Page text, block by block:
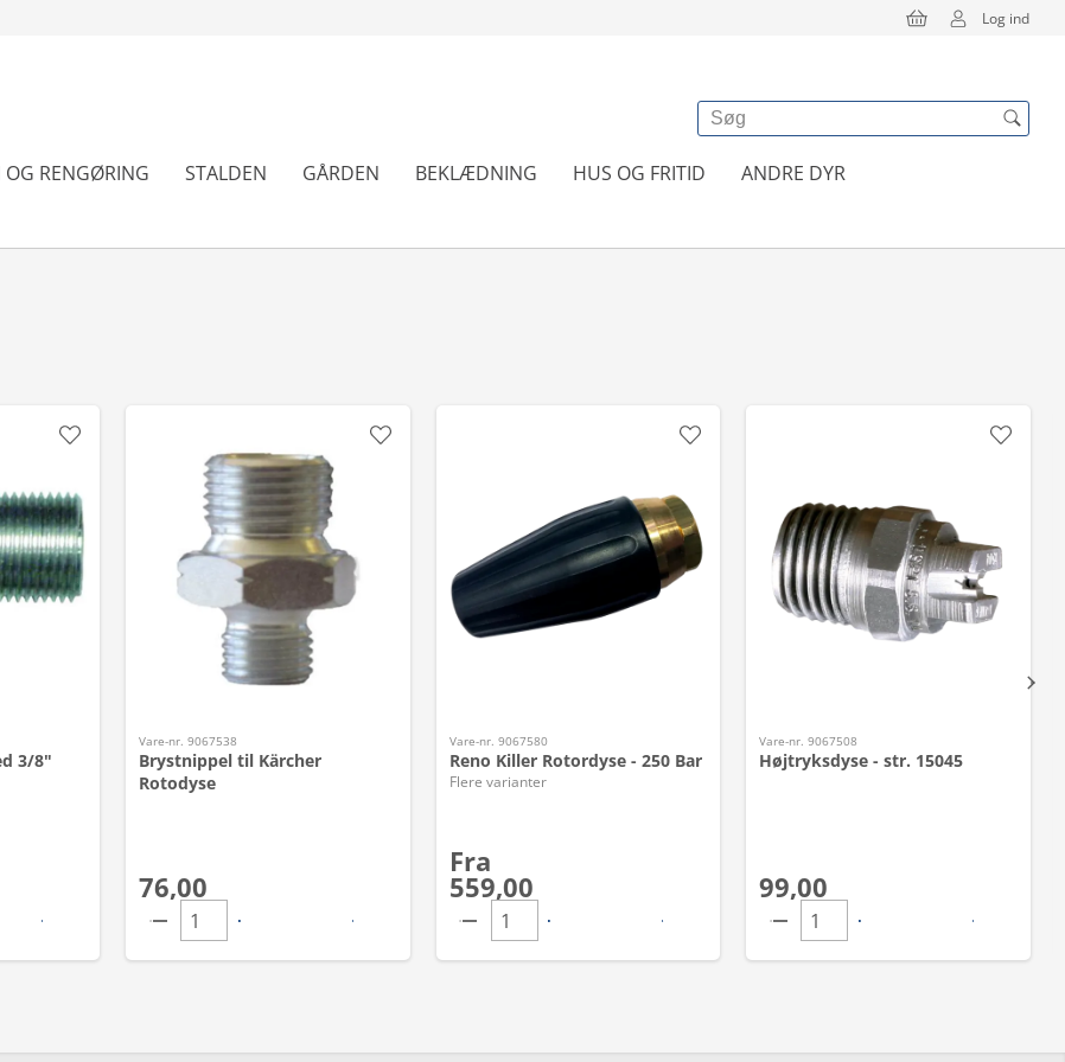
Log ind
OG RENGØRING STALDEN GÅRDEN BEKLÆDNING HUS OG FRITID
ANDRE DYR
3/8"
Vare-nr. 9067538
Brystnippel til Kärcher
Rotodyse
76,00
Vare-nr. 9067580
Reno Killer Rotordyse - 250 Bar
Flere varianter
Fra
559,00
Vare-nr. 9067508
Højtryksdyse - str. 15045
99,00